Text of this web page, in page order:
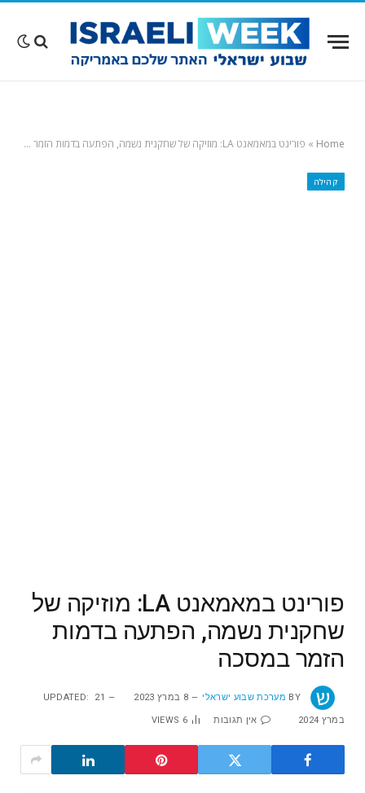
Home
» פורינט במאמאנט LA: מוזיקה של שחקנית נשמה, הפתעה בדמות הזמר במסכה
קהילה
פורינט במאמאנט LA: מוזיקה של
שחקנית נשמה, הפתעה בדמות
הזמר במסכה
BY מערכת שבוע ישראלי 8 במרץ 2023 UPDATED: 21
במרץ 2024 אין תגובות 6
VIEWS